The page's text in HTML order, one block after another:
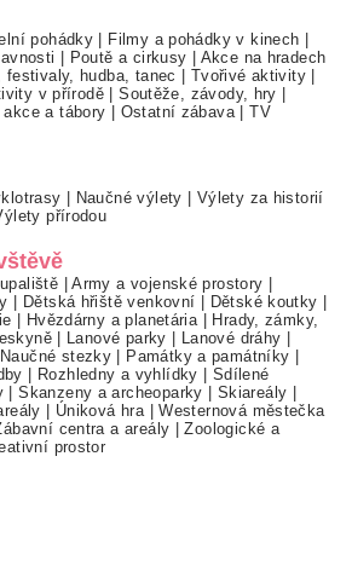
pohádky Filmy a pohádky v kinech
Poutě a cirkusy
Akce na hradech
festivaly, hudba, tanec Tvořivé aktivity
v přírodě |Soutěže, závody, hry
akce a tábory Ostatní zábava|TV
Naučné výlety
Výlety za historií
přírodou
|Army a vojenské prostory
Dětská hřiště venkovní Dětské koutky
Hvězdárny a planetária|
Hrady, zámky,
| Lanové parky Lanové dráhy
Naučné stezky Památky a památníky
Rozhledny a vyhlídky
Sdílené
|Skanzeny a archeoparky Skiareály
Úniková hra|Westernová městečka
centra a areály |Zoologické a
prostor